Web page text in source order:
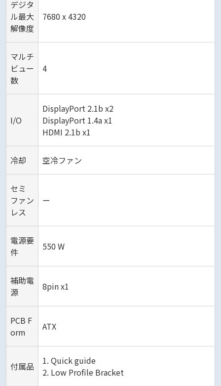
デジタ
ル最大
解像度
7680 x 4320
マルチ
ビュー
数
4
I/O
DisplayPort 2.1b x2
DisplayPort 1.4a x1
HDMI 2.1b x1
冷却 空冷ファン
セミ
ファン
レス
ー
電源要
件
550 W
補助電
源
8pin x1
PCB F
orm
ATX
付属品
1. Quick guide
2. Low Profile Bracket